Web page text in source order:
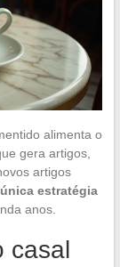
alimenta o
gera artigos,
artigos
estratégia
anos.
casal